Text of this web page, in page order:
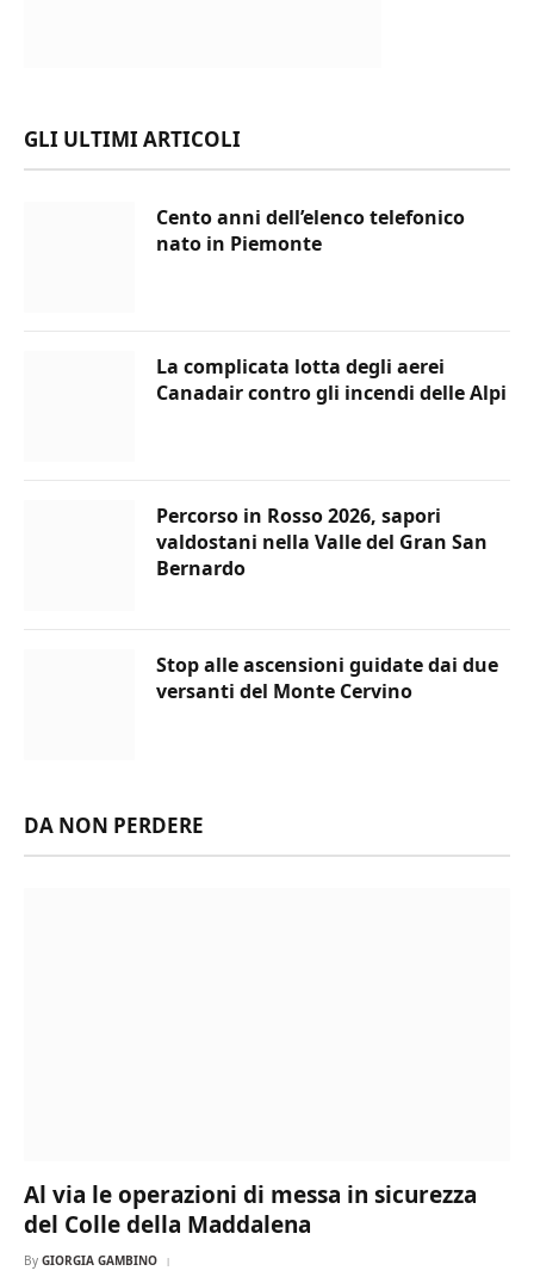
GLI ULTIMI ARTICOLI
Cento anni dell’elenco telefonico
nato in Piemonte
La complicata lotta degli aerei
Canadair contro gli incendi delle Alpi
Percorso in Rosso 2026, sapori
valdostani nella Valle del Gran San
Bernardo
Stop alle ascensioni guidate dai due
versanti del Monte Cervino
DA NON PERDERE
Al via le operazioni di messa in sicurezza
del Colle della Maddalena
By GIORGIA GAMBINO